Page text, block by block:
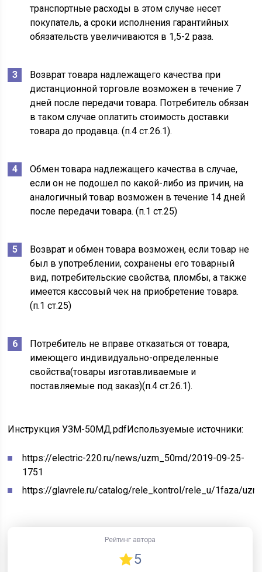
транспортные расходы в этом случае несет
покупатель, а сроки исполнения гарантийных
обязательств увеличиваются в 1,5-2 раза.
Возврат товара надлежащего качества при
дистанционной торговле возможен в течение 7
дней после передачи товара. Потребитель обязан
в таком случае оплатить стоимость доставки
товара до продавца. (п.4 ст.26.1).
Обмен товара надлежащего качества в случае,
если он не подошел по какой-либо из причин, на
аналогичный товар возможен в течение 14 дней
после передачи товара. (п.1 ст.25)
Возврат и обмен товара возможен, если товар не
был в употреблении, сохранены его товарный
вид, потребительские свойства, пломбы, а также
имеется кассовый чек на приобретение товара.
(п.1 ст.25)
Потребитель не вправе отказаться от товара,
имеющего индивидуально-определенные
свойства(товары изготавливаемые и
поставляемые под заказ)(п.4 ст.26.1).
Инструкция УЗМ-50МД.pdfИспользуемые источники:
https://electric-220.ru/news/uzm_50md/2019-09-25-
1751
https://glavrele.ru/catalog/rele_kontrol/rele_u/1faza/
Рейтинг автора
5